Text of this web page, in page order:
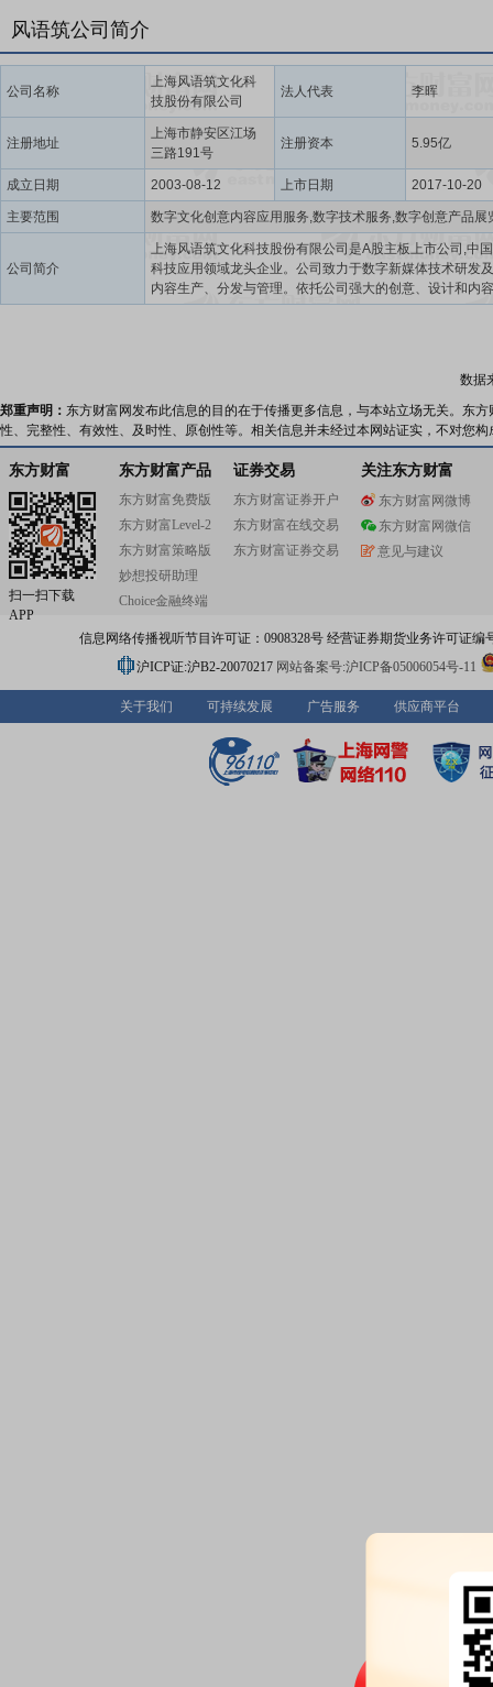
风语筑公司简介
公司名称
上海风语筑文化科
技股份有限公司
法人代表 李晖
注册地址
上海市静安区江场
三路191号
注册资本 5.95亿
成立日期 2003-08-12 上市日期 2017-10-20
主要范围
公司简介
上海风语筑文化科技股份有限公司是A股主板上市公司,中
科技应用领域龙头企业。公司致力于数字新媒体技术研发
内容生产、分发与管理。依托公司强大的创意、设计和内
能力,结合长年积累的CG特效、人机交互、裸眼3D、全息
来将促进数字科技的颠覆性变革,公司将以5G“新基建”为战
加强5G后端应用,加大对5G实时云渲染,全息现实,VR、AR
MR,4K/8K超高清视频等数字新媒体技术的投入,强化数字
开发、打造及运营能力,巩固数字内容的生产制作及场景供
力争成为全球新媒体数字科技的超前引领者及优质数字内
意大楼作为国内数字文化展示行业内首幢复合型设计大楼,
20000m2LOFT办公空间,设计师用简洁流畅的空间设计语
特的设计理念,向这里的员工、客户及前来参观的人们传递
筑的核心价值观和服务理念。整体设计秉承了“独栋、创意
化”理念,跨界式发展、颠覆式设计,创新打造成集数字科技
设计、艺术娱乐等多位一体娱乐性休闲创意设计工场。位
维立体展示馆,馆内精选国际一流、国内领先的展陈技术,如
实、数字沙盘、5D影院、超长高清无缝触摸屏、非触摸互
筑的文化创意与技术革新。
数据
郑重声明： 东方财富网发布此信息的目的在于传播更多信息，与本站立场无关。东
性、完整性、有效性、及时性、原创性等。相关信息并未经过本网站证实，不对您
东方财富
扫一扫下载
APP
东方财富产品
东方财富免费版
东方财富Level-2
东方财富策略版
妙想投研助理
Choice金融终端
证券交易
东方财富证券开户
东方财富在线交易
东方财富证券交易
关注东方财富
东方财富网微博
东方财富网微信
意见与建议
信息网络传播视听节目许可证：0908328号 经营证券期货业务许可证编
沪ICP证:沪B2-20070217 网站备案号:沪ICP备05006054号-11
关于我们 可持续发展 广告服务 供应商平台